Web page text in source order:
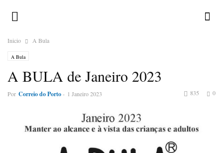
Inicio A Bula
A Bula
A BULA de Janeiro 2023
Por Correio do Porto- 1 Janeiro 2023 0
835